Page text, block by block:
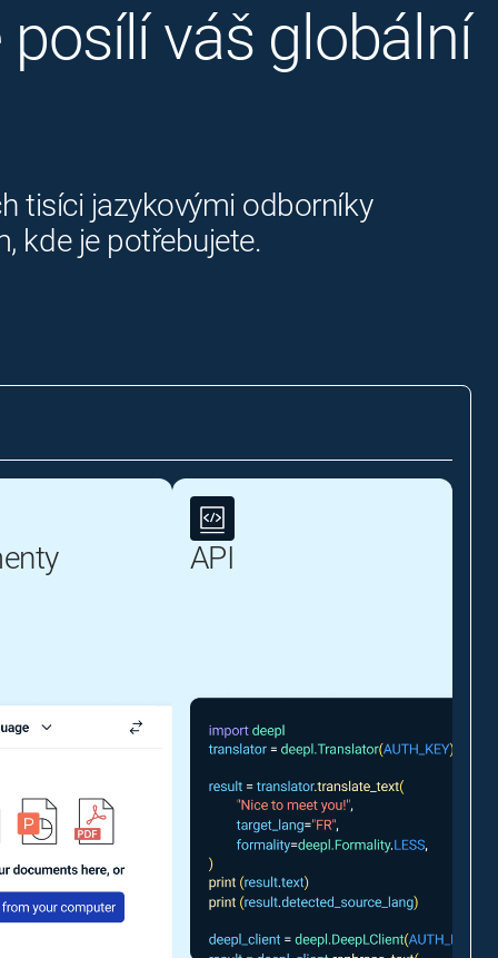
váš globální
tisíci jazykovými odborníky
kde je potřebujete.
API